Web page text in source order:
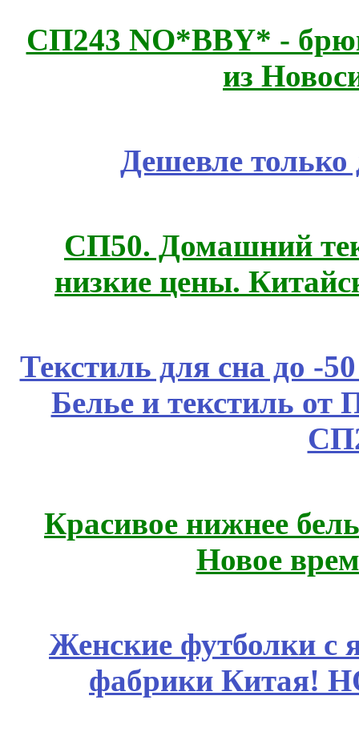
СП243 NO*BBY* -
из
Дешевле
СП50. Домашний
низкие цены.
Текстиль для сна до
Белье и текстиль от
Красивое нижнее
Новое
Женские футболки с
фабрики Китая!